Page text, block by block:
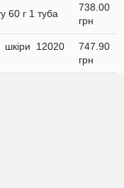
60 г 1 туба
738.00
грн
12020
747.90
грн